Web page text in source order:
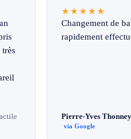
★★★★★
Changement de
rapidement
Pierre-Yves Thonney
via Google